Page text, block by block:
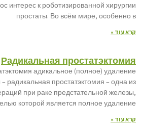
интерес к роботизированной хирургии
простаты. Во всём мире, особенно в
קרא עוד »
Радикальная простатэктомия
адикальное (полное) удаление
радикальная простатэктомия – одна из
при раке предстательной железы,
которой является полное удаление
קרא עוד »